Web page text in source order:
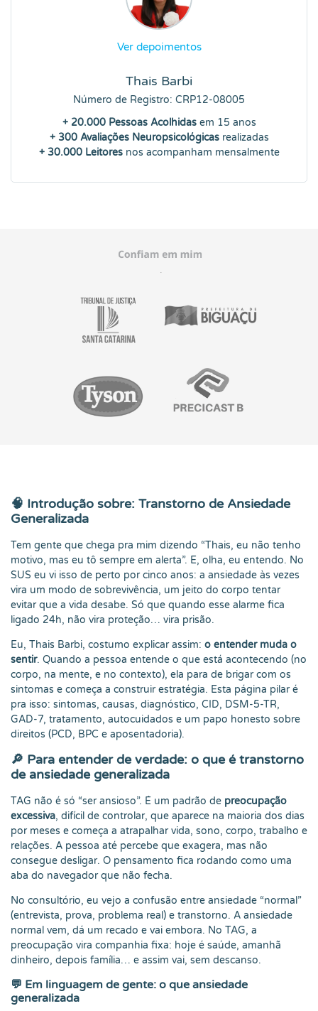
Ver depoimentos
Thais Barbi
Número de Registro: CRP12-08005
+ 20.000 Pessoas Acolhidas em 15 anos
+ 300 Avaliações Neuropsicológicasrealizadas
+ 30.000 Leitoresnos acompanham mensalmente
🧠 Introdução sobre: Transtorno de Ansiedade
Generalizada
Tem gente que chega pra mim dizendo “Thais, eu não tenho
motivo, mas eu tô sempre em alerta”. E, olha, eu entendo. No
SUS eu vi isso de perto por cinco anos: a ansiedade às vezes
vira um modo de sobrevivência, um jeito do corpo tentar
evitar que a vida desabe. Só que quando esse alarme fica
ligado 24h, não vira proteção… vira prisão.
Eu, Thais Barbi, costumo explicar assim: o entender muda o
sentir. Quando a pessoa entende o que está acontecendo (no
corpo, na mente, e no contexto), ela para de brigar com os
sintomas e começa a construir estratégia. Esta página pilar é
pra isso: sintomas, causas, diagnóstico, CID, DSM-5-TR,
GAD-7, tratamento, autocuidados e um papo honesto sobre
direitos (PCD, BPC e aposentadoria).
🔎 Para entender de verdade: o que é transtorno
de ansiedade generalizada
TAG não é só “ser ansioso”. É um padrão de preocupação
excessiva, difícil de controlar, que aparece na maioria dos dias
por meses e começa a atrapalhar vida, sono, corpo, trabalho e
relações. A pessoa até percebe que exagera, mas não
consegue desligar. O pensamento fica rodando como uma
aba do navegador que não fecha.
No consultório, eu vejo a confusão entre ansiedade “normal”
(entrevista, prova, problema real) e transtorno. A ansiedade
normal vem, dá um recado e vai embora. No TAG, a
preocupação vira companhia fixa: hoje é saúde, amanhã
dinheiro, depois família… e assim vai, sem descanso.
💬 Em linguagem de gente: o que ansiedade
generalizada